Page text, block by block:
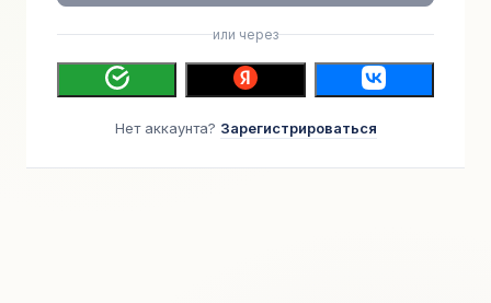
или через
Нет аккаунта? Зарегистрироваться